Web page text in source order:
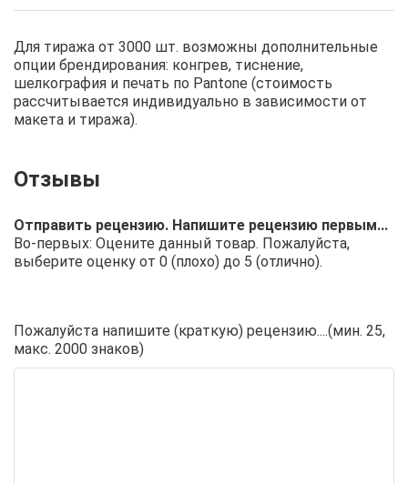
Для тиража от 3000 шт. возможны дополнительные
опции брендирования: конгрев, тиснение,
шелкография и печать по Pantone (стоимость
рассчитывается индивидуально в зависимости от
макета и тиража).
Отправить рецензию. Напишите рецензию первым...
Во-первых: Оцените данный товар. Пожалуйста,
выберите оценку от 0 (плохо) до 5 (отлично).
Пожалуйста напишите (краткую) рецензию....(мин. 25,
макс. 2000 знаков)